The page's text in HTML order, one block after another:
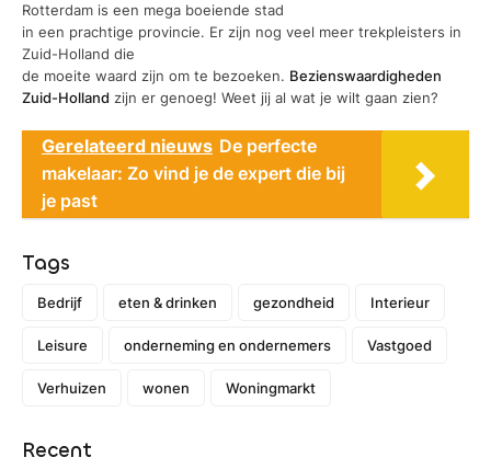
Rotterdam is een mega boeiende stad
in een prachtige provincie. Er zijn nog veel meer trekpleisters in
Zuid-Holland die
de moeite waard zijn om te bezoeken. Bezienswaardigheden
Zuid-Holland zijn er genoeg! Weet jij al wat je wilt gaan zien?
Gerelateerd nieuws De perfecte
makelaar: Zo vind je de expert die bij
je past
Tags
Bedrijf eten & drinken gezondheid Interieur
Leisure onderneming en ondernemers Vastgoed
Verhuizen wonen Woningmarkt
Recent